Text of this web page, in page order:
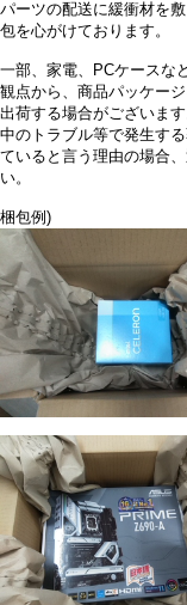
パーツの配送に緩衝材を
包を心がけております。
一部、家電、PCケースな
観点から、商品パッケー
出荷する場合がございま
中のトラブル等で発生す
ていると言う理由の場合
い。
梱包例)